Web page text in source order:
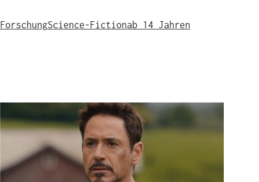
ForschungScience-Fictionab 14 Jahren